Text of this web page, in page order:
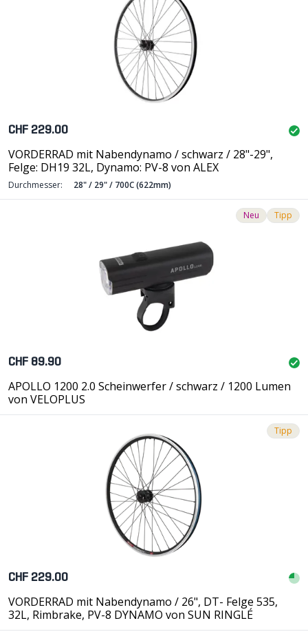
CHF 229.00
VORDERRAD mit Nabendynamo / schwarz / 28"-29",
Felge: DH19 32L, Dynamo: PV-8 von ALEX
Durchmesser: 28" / 29" / 700C (622mm)
Neu Tipp
CHF 89.90
APOLLO 1200 2.0 Scheinwerfer / schwarz / 1200 Lumen
von VELOPLUS
Tipp
CHF 229.00
VORDERRAD mit Nabendynamo / 26", DT- Felge 535,
32L, Rimbrake, PV-8 DYNAMO von SUN RINGLÉ